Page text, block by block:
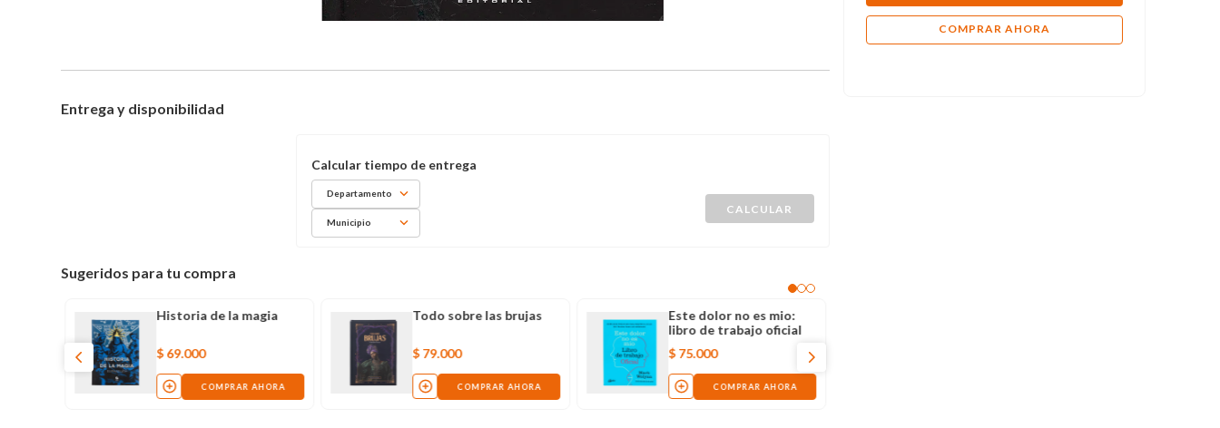
Entrega y disponibilidad
Departamento
Municipio
Sugeridos para tu compra
Historia de la magia
$ 69.000
COMPRAR AHORA
Todo sobre las brujas
$ 79.000
COMPRAR AHORA
Este dolor no es mio:
libro de trabajo oficial
$ 75.000
COMPRAR AHORA
COMPRAR AHORA